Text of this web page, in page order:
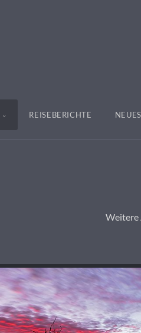
REISEBERICHTE NEUES
Weitere